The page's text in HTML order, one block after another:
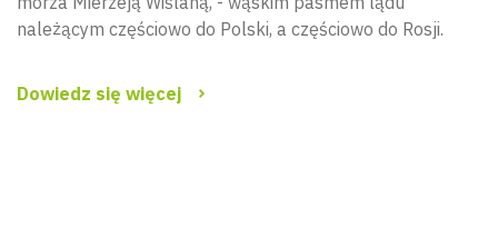
należącym częściowo do Polski, a częściowo do Rosji.
Dowiedz się więcej